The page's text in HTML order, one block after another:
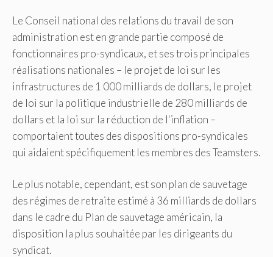
Le Conseil national des relations du travail de son
administration est en grande partie composé de
fonctionnaires pro-syndicaux, et ses trois principales
réalisations nationales – le projet de loi sur les
infrastructures de 1 000 milliards de dollars, le projet
de loi sur la politique industrielle de 280 milliards de
dollars et la loi sur la réduction de l'inflation –
comportaient toutes des dispositions pro-syndicales
qui aidaient spécifiquement les membres des Teamsters.
Le plus notable, cependant, est son plan de sauvetage
des régimes de retraite estimé à 36 milliards de dollars
dans le cadre du Plan de sauvetage américain, la
disposition la plus souhaitée par les dirigeants du
syndicat.